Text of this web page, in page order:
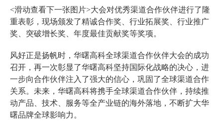
<滑动查看下一张图片>大会对优秀渠道合作伙伴进行了隆
重表彰，现场颁发了精诚合作奖、行业拓展奖、行业推广
奖、突破增长奖、年度最佳贡献奖等奖项。
风好正是扬帆时，华曙高科全球渠道合作伙伴大会的成功
召开，再一次彰显了华曙高科坚持国际化战略的决心，进
一步向合作伙伴注入了强大的信心，巩固了全球渠道合作
关系。未来，华曙高科将携手全球渠道合作伙伴，持续推
动产品、技术、服务等全产业链的海外落地，不断扩大华
曙品牌全球影响力。